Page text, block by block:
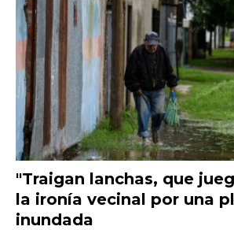
"Traigan lanchas, que
la ironía vecinal por una
inundada